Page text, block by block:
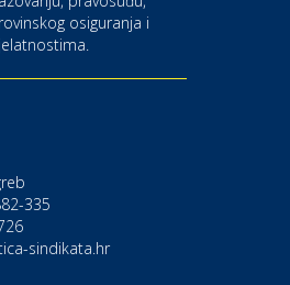
Vrbovec
osiguranja i
335
sindikata.hr